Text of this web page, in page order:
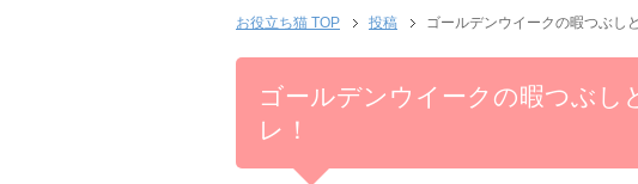
お役立ち猫 TOP 投稿 ゴールデンウイークの暇つぶし
ゴールデンウイークの暇つぶし
レ！